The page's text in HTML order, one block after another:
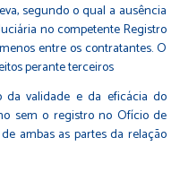
segundo o qual a ausência
no competente Registro
entre os contratantes. O
perante terceiros
da validade e da eficácia do
sem o registro no Ofício de
ambas as partes da relação